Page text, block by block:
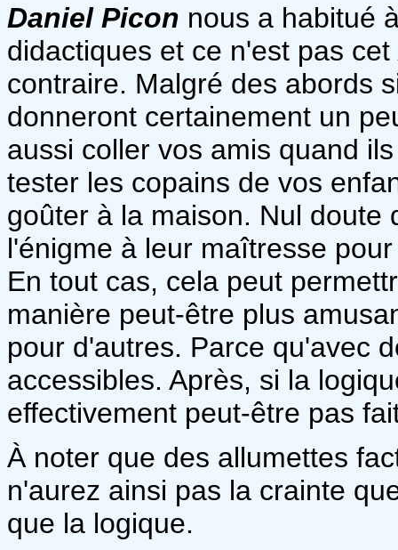
Daniel Picon nous a habitué
didactiques et ce n'est pas cet
contraire. Malgré des abords
donneront certainement un
aussi coller vos amis quand
tester les copains de vos
goûter à la maison. Nul doute
l'énigme à leur maîtresse
En tout cas, cela peut
manière peut-être plus
pour d'autres. Parce qu'avec
accessibles. Après, si la
effectivement peut-être pas
À noter que des allumettes
n'aurez ainsi pas la crainte
que la logique.